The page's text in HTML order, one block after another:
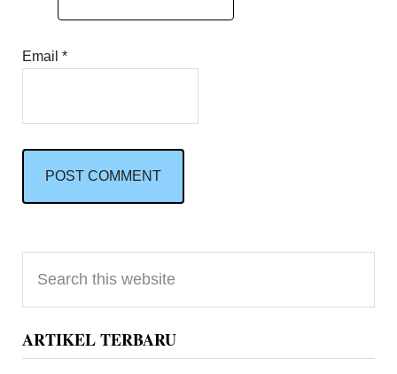
Email*
Primary
Sidebar
this
website
ARTIKEL TERBARU